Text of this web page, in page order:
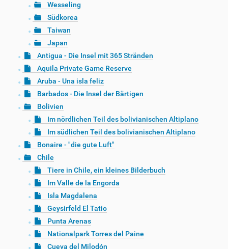
Wesseling
Südkorea
Taiwan
Japan
Antigua - Die Insel mit 365 Stränden
Aquila Private Game Reserve
Aruba - Una isla feliz
Barbados - Die Insel der Bärtigen
Bolivien
Im nördlichen Teil des bolivianischen Altiplano
Im südlichen Teil des bolivianischen Altiplano
Bonaire - "die gute Luft"
Chile
Tiere in Chile, ein kleines Bilderbuch
Im Valle de la Engorda
Isla Magdalena
Geysirfeld El Tatio
Punta Arenas
Nationalpark Torres del Paine
Cueva del Milodón